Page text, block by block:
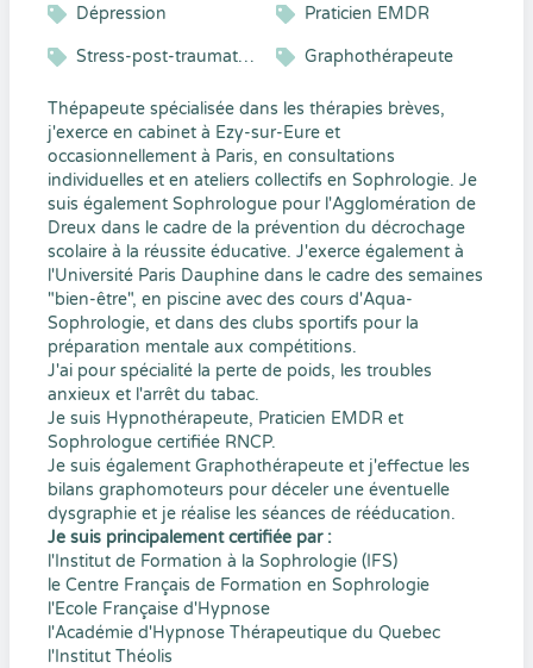
Dépression Praticien EMDR
Stress-post-traumatiques Graphothérapeute
Thépapeute spécialisée dans les thérapies brèves,
j'exerce en cabinet à Ezy-sur-Eure et
occasionnellement à Paris, en consultations
individuelles et en ateliers collectifs en Sophrologie. Je
suis également Sophrologue pour l'Agglomération de
Dreux dans le cadre de la prévention du décrochage
scolaire à la réussite éducative. J'exerce également à
l'Université Paris Dauphine dans le cadre des semaines
"bien-être", en piscine avec des cours d'Aqua-
Sophrologie, et dans des clubs sportifs pour la
préparation mentale aux compétitions.
J'ai pour spécialité la perte de poids, les troubles
anxieux et l'arrêt du tabac.
Je suis Hypnothérapeute, Praticien EMDR et
Sophrologue certifiée RNCP.
Je suis également Graphothérapeute et j'effectue les
bilans graphomoteurs pour déceler une éventuelle
dysgraphie et je réalise les séances de rééducation.
Je suis principalement certifiée par :
l'Institut de Formation à la Sophrologie (IFS)
le Centre Français de Formation en Sophrologie
l'Ecole Française d'Hypnose
l'Académie d'Hypnose Thérapeutique du Quebec
l'Institut Théolis